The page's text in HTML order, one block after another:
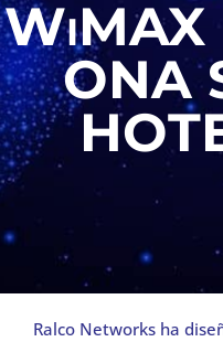
WiMAX
ONA
Ralco Networks ha